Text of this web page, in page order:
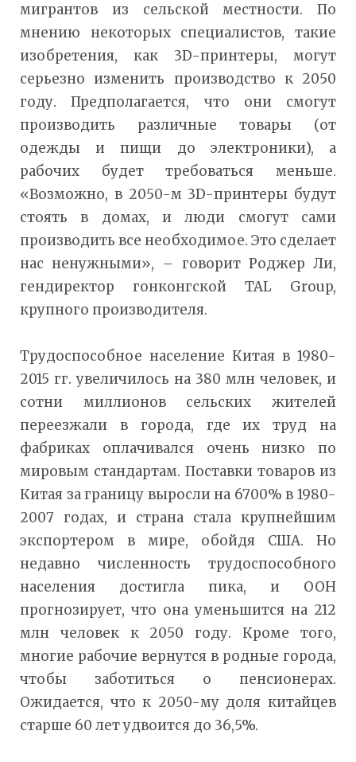
мигрантов из сельской местности. По
мнению некоторых специалистов, такие
изобретения, как 3D-принтеры, могут
серьезно изменить производство к 2050
году. Предполагается, что они смогут
производить различные товары (от
одежды и пищи до электроники), а
рабочих будет требоваться меньше.
«Возможно, в 2050-м 3D-принтеры будут
стоять в домах, и люди смогут сами
производить все необходимое. Это сделает
нас ненужными», – говорит Роджер Ли,
гендиректор гонконгской TAL Group,
крупного производителя.
Трудоспособное население Китая в 1980-
2015 гг. увеличилось на 380 млн человек, и
сотни миллионов сельских жителей
переезжали в города, где их труд на
фабриках оплачивался очень низко по
мировым стандартам. Поставки товаров из
Китая за границу выросли на 6700% в 1980-
2007 годах, и страна стала крупнейшим
экспортером в мире, обойдя США. Но
недавно численность трудоспособного
населения достигла пика, и ООН
прогнозирует, что она уменьшится на 212
млн человек к 2050 году. Кроме того,
многие рабочие вернутся в родные города,
чтобы заботиться о пенсионерах.
Ожидается, что к 2050-му доля китайцев
старше 60 лет удвоится до 36,5%.